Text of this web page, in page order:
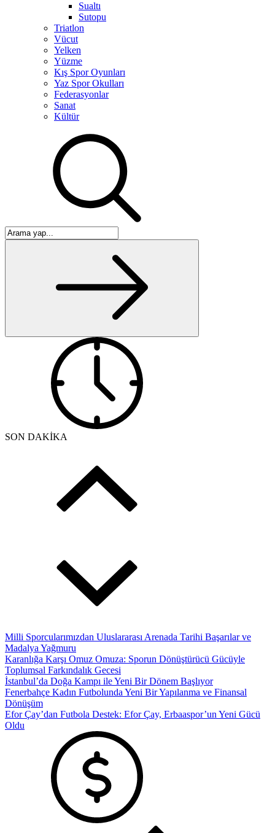
Sualtı
Sutopu
Triatlon
Vücut
Yelken
Yüzme
Kış Spor Oyunları
Yaz Spor Okulları
Federasyonlar
Sanat
Kültür
SON DAKİKA
Milli Sporcularımızdan Uluslararası Arenada Tarihi Başarılar ve
Madalya Yağmuru
Karanlığa Karşı Omuz Omuza: Sporun Dönüştürücü Gücüyle
Toplumsal Farkındalık Gecesi
İstanbul’da Doğa Kampı ile Yeni Bir Dönem Başlıyor
Fenerbahçe Kadın Futbolunda Yeni Bir Yapılanma ve Finansal
Dönüşüm
Efor Çay’dan Futbola Destek: Efor Çay, Erbaaspor’un Yeni Gücü
Oldu